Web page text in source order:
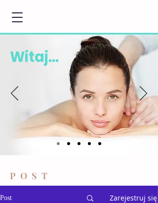
Witaj...
POST
Post Zarejestruj się